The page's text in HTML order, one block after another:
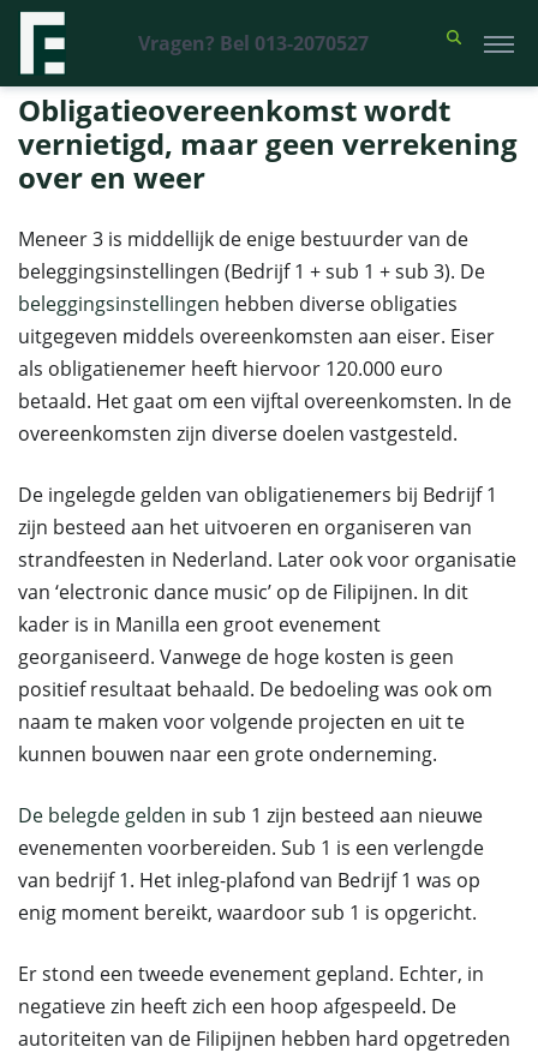
Vragen? Bel 013-2070527
Financieel Recht Advocaten >Uitspraken>Obligatieovereenkomst
wordt vernietigd, maar geen verrekening over en weer
Obligatieovereenkomst wordt
vernietigd, maar geen verrekening
over en weer
Meneer 3 is middellijk de enige bestuurder van de
beleggingsinstellingen (Bedrijf 1 + sub 1 + sub 3). De
beleggingsinstellingen hebben diverse obligaties
uitgegeven middels overeenkomsten aan eiser. Eiser
als obligatienemer heeft hiervoor 120.000 euro
betaald. Het gaat om een vijftal overeenkomsten. In de
overeenkomsten zijn diverse doelen vastgesteld.
De ingelegde gelden van obligatienemers bij Bedrijf 1
zijn besteed aan het uitvoeren en organiseren van
strandfeesten in Nederland. Later ook voor organisatie
van ‘electronic dance music’ op de Filipijnen. In dit
kader is in Manilla een groot evenement
georganiseerd. Vanwege de hoge kosten is geen
positief resultaat behaald. De bedoeling was ook om
naam te maken voor volgende projecten en uit te
kunnen bouwen naar een grote onderneming.
De belegde gelden in sub 1 zijn besteed aan nieuwe
evenementen voorbereiden. Sub 1 is een verlengde
van bedrijf 1. Het inleg-plafond van Bedrijf 1 was op
enig moment bereikt, waardoor sub 1 is opgericht.
Er stond een tweede evenement gepland. Echter, in
negatieve zin heeft zich een hoop afgespeeld. De
autoriteiten van de Filipijnen hebben hard opgetreden